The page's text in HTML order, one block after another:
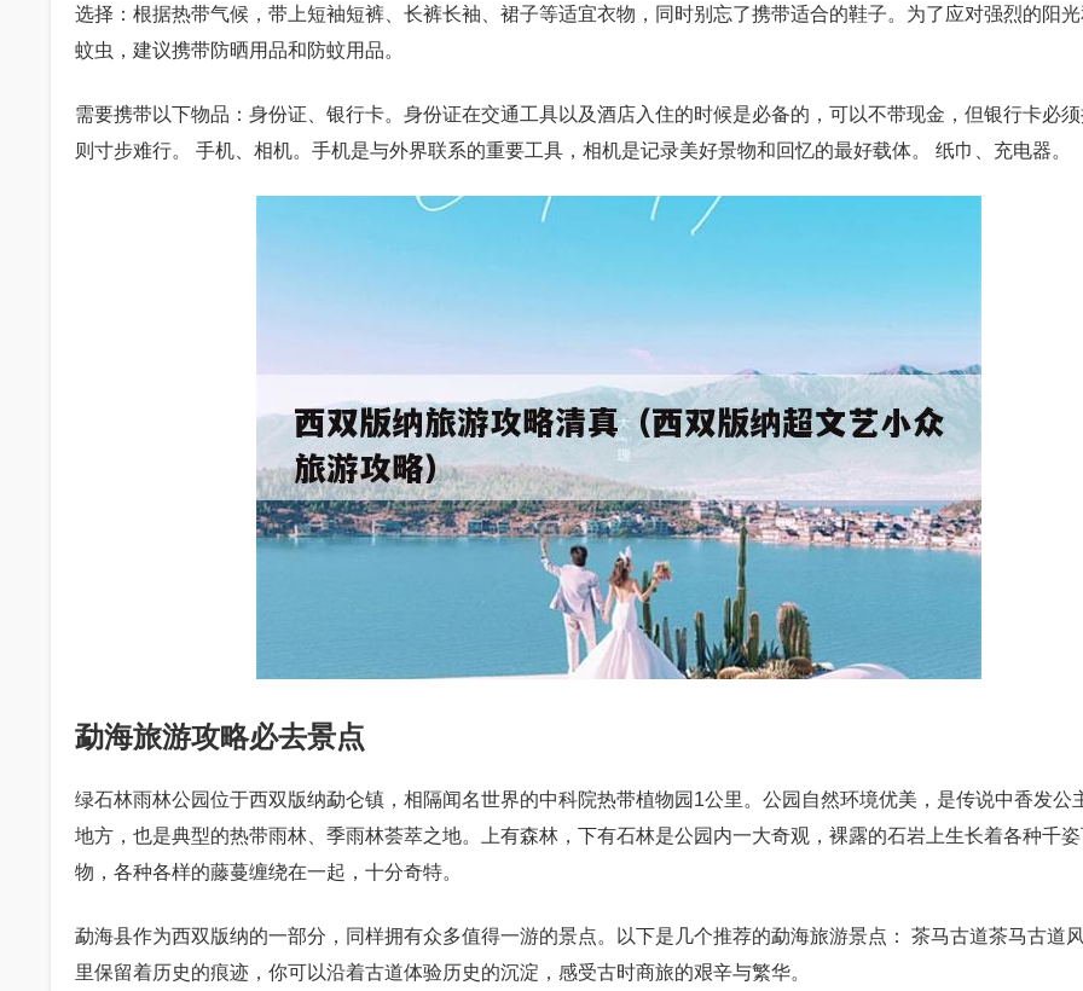
选择：根据热带气候，带上短袖短裤、长裤长袖、裙子等适宜衣物，同时别忘了携带适合的鞋子。为了应对强烈的阳
蚊虫，建议携带防晒用品和防蚊用品。
需要携带以下物品：身份证、银行卡。身份证在交通工具以及酒店入住的时候是必备的，可以不带现金，但银行卡必
则寸步难行。 手机、相机。手机是与外界联系的重要工具，相机是记录美好景物和回忆的最好载体。 纸巾、充电器。
勐海旅游攻略必去景点
绿石林雨林公园位于西双版纳勐仑镇，相隔闻名世界的中科院热带植物园1公里。公园自然环境优美，是传说中香发公
地方，也是典型的热带雨林、季雨林荟萃之地。上有森林，下有石林是公园内一大奇观，裸露的石岩上生长着各种千
物，各种各样的藤蔓缠绕在一起，十分奇特。
勐海县作为西双版纳的一部分，同样拥有众多值得一游的景点。以下是几个推荐的勐海旅游景点： 茶马古道茶马古道
里保留着历史的痕迹，你可以沿着古道体验历史的沉淀，感受古时商旅的艰辛与繁华。